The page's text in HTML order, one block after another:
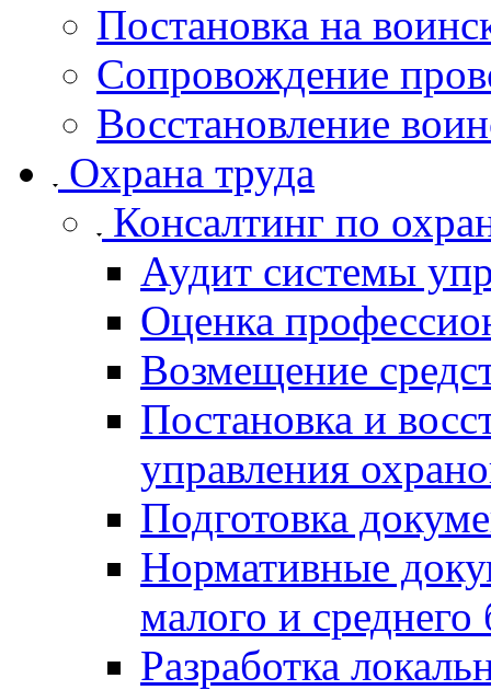
Постановка на
Сопровождение
Восстановление
Охрана труда
Консалтинг по
Аудит системы
Оценка
Возмещение
Постановка и
управления
Подготовка
Нормативные
малого и среднего
Разработка